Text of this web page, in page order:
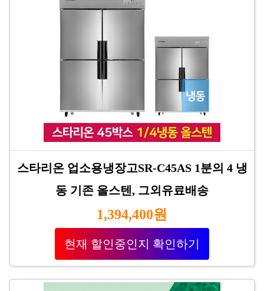
스타리온 업소용냉장고SR-C45AS 1분의 4 냉
동 기존 올스텐, 그외유료배송
1,394,400원
현재 할인중인지 확인하기